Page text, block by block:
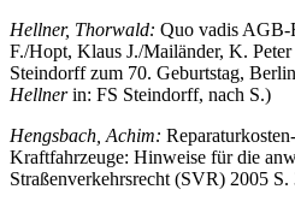
Hellner, Thorwald: Quo vadis AGB-
F./Hopt, Klaus J./Mailänder, K.
Steindorff zum 70. Geburtstag,
Hellnerin: FS Steindorff, nach S.)
Hengsbach, Achim:
Kraftfahrzeuge: Hinweise für die
Straßenverkehrsrecht (SVR) 2005 S.